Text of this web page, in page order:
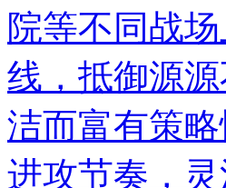
院等不同战
线，抵御源
洁而富有策
进攻节奏，